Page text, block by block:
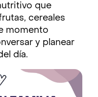
que
cereales
momento
y planear
día.